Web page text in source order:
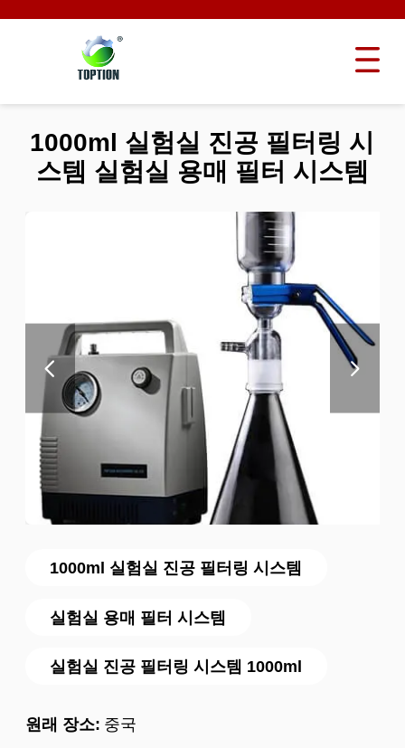
1000ml 실험실 진공 필터링 시스템
실험실 용매 필터 시스템
실험실 진공 필터링 시스템 1000ml
원래 장소: 중국
1000ml 실험실 진공 필터링 시
스템 실험실 용매 필터 시스템